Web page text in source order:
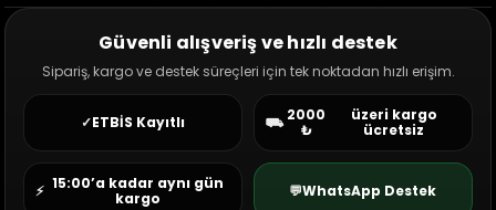
Güvenli alışveriş ve hızlı destek
Sipariş, kargo ve destek süreçleri için tek noktadan hızlı erişim.
✓ETBİS Kayıtlı ⛟2000
₺
üzeri kargo
ücretsiz
⚡ 15:00’a kadar aynı gün
kargo
💬WhatsApp Destek